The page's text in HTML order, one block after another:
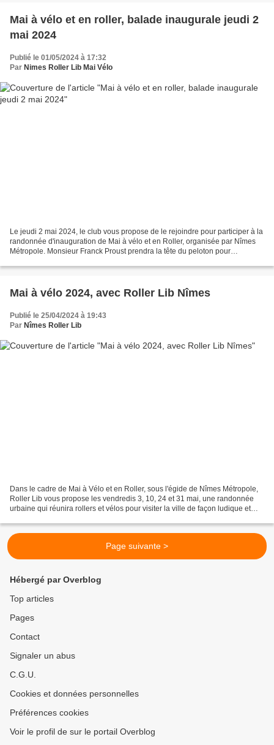
Mai à vélo et en roller, balade inaugurale jeudi 2
mai 2024
Publié le 01/05/2024 à 17:32
Par Nimes Roller Lib Mai Vélo
Le jeudi 2 mai 2024, le club vous propose de le rejoindre pour participer à la
randonnée d'inauguration de Mai à vélo et en Roller, organisée par Nîmes
Métropole. Monsieur Franck Proust prendra la tête du peloton pour
Mai à vélo 2024, avec Roller Lib Nîmes
Publié le 25/04/2024 à 19:43
Par Nîmes Roller Lib
Dans le cadre de Mai à Vélo et en Roller, sous l'égide de Nîmes Métropole,
Roller Lib vous propose les vendredis 3, 10, 24 et 31 mai, une randonnée
urbaine qui réunira rollers et vélos pour visiter la ville de façon ludique et
Page suivante >
Hébergé par Overblog
Top articles
Pages
Contact
Signaler un abus
C.G.U.
Cookies et données personnelles
Préférences cookies
Voir le profil de sur le portail Overblog